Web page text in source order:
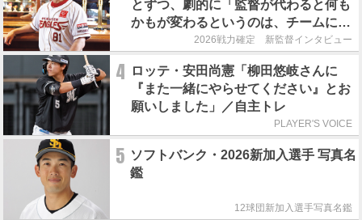
とずつ、劇的に「監督が代わると何も
かもが変わるというのは、チームにと
って良くないことなんです」
2026戦力確定 新監督インタビュー
4
ロッテ・安田尚憲「柳田悠岐さんに
『また一緒にやらせてください』とお
願いしました」／自主トレ
PLAYER'S VOICE
5 ソフトバンク・2026新加入選手 写真名
鑑
12球団新加入選手写真名鑑